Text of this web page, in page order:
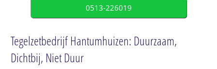
0513-226019
Tegelzetbedrijf Hantumhuizen: Duurzaam,
Dichtbij, Niet Duur